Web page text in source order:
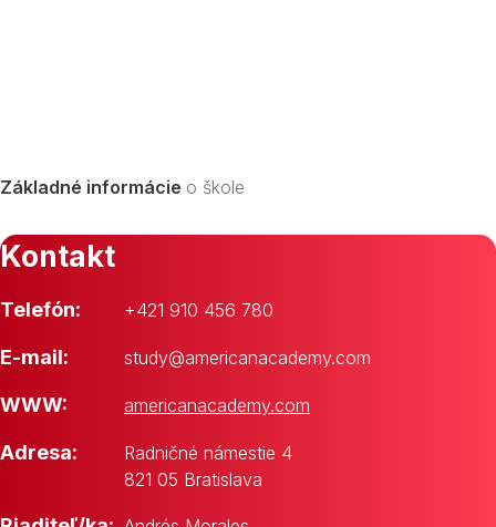
Základné informácie o škole
Kontakt
Telefón: +421 910 456 780
E-mail: study@americanacademy.com
WWW: americanacademy.com
Adresa:
Radničné námestie 4
821 05 Bratislava